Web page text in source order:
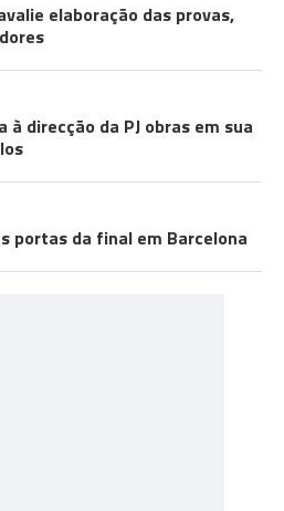
elaboração das provas,
direcção da PJ obras em sua
portas da final em Barcelona